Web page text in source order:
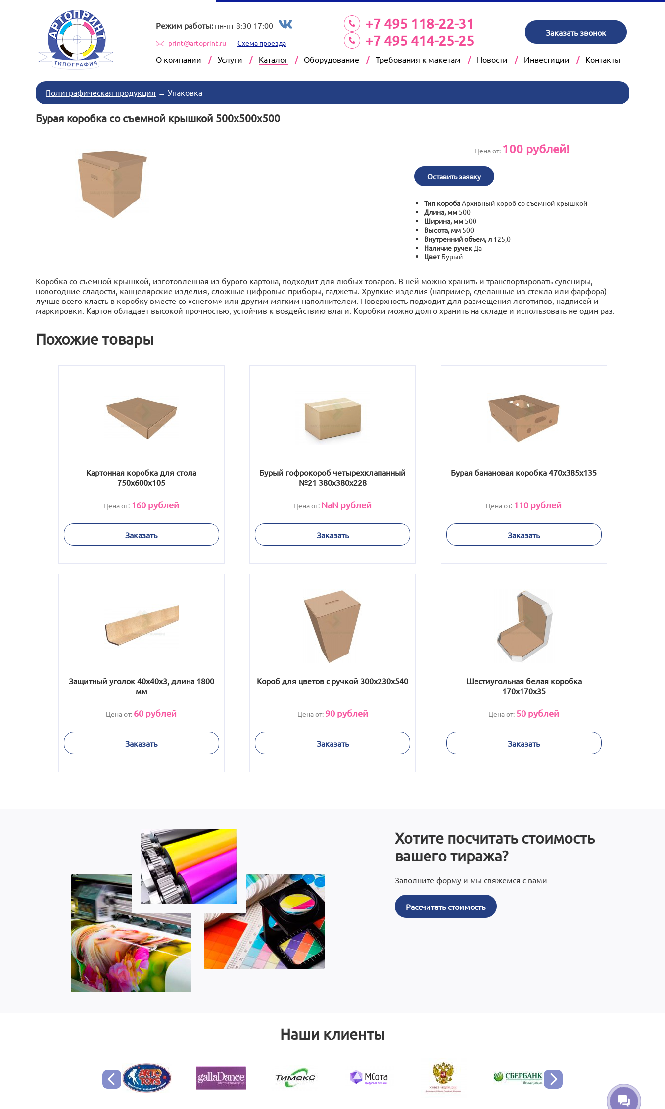
Режим работы: пн-пт 8:30 17:00
print@artoprint.ru Схема проезда
+7 495 118-22-31
+7 495 414-25-25
Заказать звонок
О компании Услуги Каталог Оборудование Требования к макетам Новости Инвестиции Контакты
Полиграфическая продукция → Упаковка
Бурая коробка со съемной крышкой 500х500х500
Цена от: 100рублей!
Оставить заявку
Тип коробаАрхивный короб со съемной крышкой
Длина, мм 500
Ширина, мм 500
Высота, мм 500
Внутренний объем, л 125,0
Наличие ручек Да
ЦветБурый
Коробка со съемной крышкой, изготовленная из бурого картона, подходит для любых товаров. В ней можно хранить и транспортировать сувениры,
новогодние сладости, канцелярские изделия, сложные цифровые приборы, гаджеты. Хрупкие изделия (например, сделанные из стекла или фарфора)
лучше всего класть в коробку вместе со «снегом» или другим мягким наполнителем. Поверхность подходит для размещения логотипов, надписей и
маркировки. Картон обладает высокой прочностью, устойчив к воздействию влаги. Коробки можно долго хранить на складе и использовать не один раз.
Похожие товары
Картонная коробка для стола
750х600х105
Цена от: 160 рублей
Заказать
Бурый гофрокороб четырехклапанный
№21 380х380х228
Цена от: NaN рублей
Заказать
Бурая банановая коробка 470x385x135
Цена от: 110 рублей
Заказать
Защитный уголок 40х40х3, длина 1800
мм
Цена от: 60 рублей
Заказать
Короб для цветов с ручкой 300x230x540
Цена от: 90рублей
Заказать
Шестиугольная белая коробка
170x170x35
Цена от: 50 рублей
Заказать
Хотите посчитать стоимость
вашего тиража?
Заполните форму и мы свяжемся с вами
Рассчитать стоимость
Наши клиенты